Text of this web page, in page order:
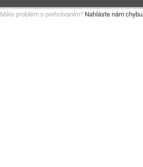
Máte problém s prehrávaním? Nahláste nám chybu